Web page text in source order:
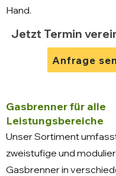
Hand.
Jetzt Termin
Anfrage
Gasbrenner für alle
Leistungsbereiche
Unser Sortiment
zweistufige und
Gasbrenner in